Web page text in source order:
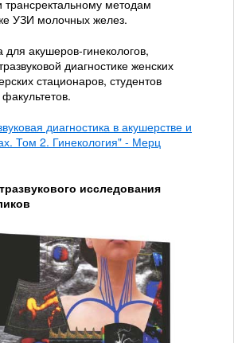
трансректальному методам
УЗИ молочных желез.
для акушеров-гинекологов,
диагностике женских
стационаров, студентов
диагностика в акушерстве и
Том 2. Гинекология" - Мерц
исследования